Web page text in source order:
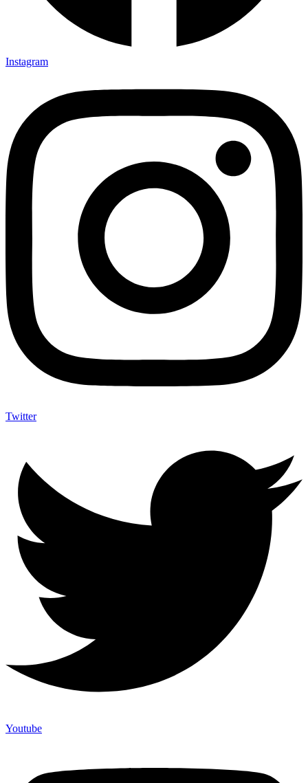
Instagram
Twitter
Youtube